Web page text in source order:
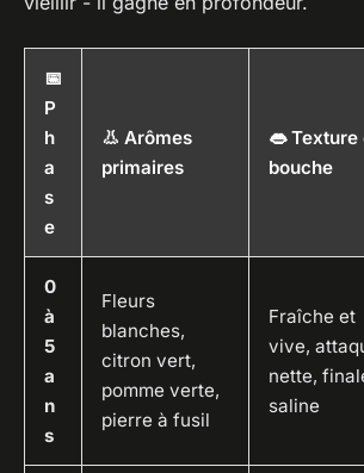
📅
P
h
a
s
e
👃 Arômes
primaires
👄 Texture
bouche
0
à
5
a
n
s
Fleurs
blanches,
citron vert,
pomme verte,
pierre à fusil
Fraîche et
vive,
nette,
saline